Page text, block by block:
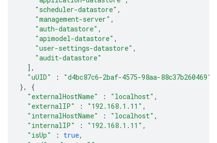
"scheduler-datastore" ,
"management-server" ,
"auth-datastore" ,
"apimodel-datastore" ,
"user-settings-datastore" ,
"audit-datastore"
],
"uUID"
:
"d4bc87c6-2baf-4575-98aa-88c37b260469"
},
{
"externalHostName"
: "localhost" ,
"externalIP"
: "192.168.1.11" ,
"internalHostName"
: "localhost" ,
"internalIP"
: "192.168.1.11" ,
"isUp"
: true,